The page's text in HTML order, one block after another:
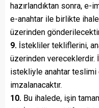
hazırlandıktan sonra,
e-anahtar ile birlikte
üzerinden
9. İstekliler tekliflerini,
üzerinden vereceklerdir.
istekliyle anahtar
imzalanacaktır.
10. Bu ihalede, işin